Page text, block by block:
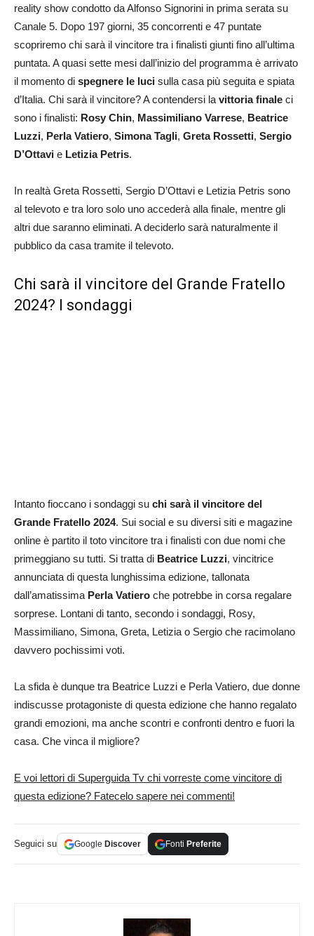
reality show condotto da Alfonso Signorini in prima serata su
Canale 5. Dopo 197 giorni, 35 concorrenti e 47 puntate
scopriremo chi sarà il vincitore tra i finalisti giunti fino all’ultima
puntata. A quasi sette mesi dall’inizio del programma è arrivato
il momento di spegnere le luci sulla casa più seguita e spiata
d’Italia. Chi sarà il vincitore? A contendersi la vittoria finale ci
sono i finalisti: Rosy Chin, Massimiliano Varrese, Beatrice
Luzzi, Perla Vatiero, Simona Tagli, Greta Rossetti, Sergio
D’Ottavi e Letizia Petris.
In realtà Greta Rossetti, Sergio D’Ottavi e Letizia Petris sono
al televoto e tra loro solo uno accederà alla finale, mentre gli
altri due saranno eliminati. A deciderlo sarà naturalmente il
pubblico da casa tramite il televoto.
Chi sarà il vincitore del Grande Fratello
2024? I sondaggi
Intanto fioccano i sondaggi su chi sarà il vincitore del
Grande Fratello 2024. Sui social e su diversi siti e magazine
online è partito il toto vincitore tra i finalisti con due nomi che
primeggiano su tutti. Si tratta di Beatrice Luzzi, vincitrice
annunciata di questa lunghissima edizione, tallonata
dall’amatissima Perla Vatiero che potrebbe in corsa regalare
sorprese. Lontani di tanto, secondo i sondaggi, Rosy,
Massimiliano, Simona, Greta, Letizia o Sergio che racimolano
davvero pochissimi voti.
La sfida è dunque tra Beatrice Luzzi e Perla Vatiero, due donne
indiscusse protagoniste di questa edizione che hanno regalato
grandi emozioni, ma anche scontri e confronti dentro e fuori la
casa. Che vinca il migliore?
E voi lettori di Superguida Tv chi vorreste come vincitore di
questa edizione? Fatecelo sapere nei commenti!
Seguici su Google Discover Fonti Preferite